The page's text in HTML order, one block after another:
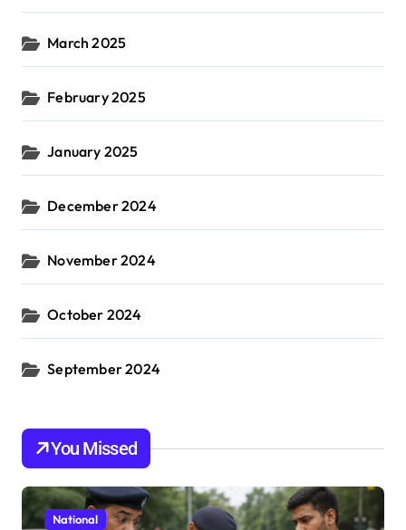
March 2025
February 2025
January 2025
December 2024
November 2024
October 2024
September 2024
You Missed
National